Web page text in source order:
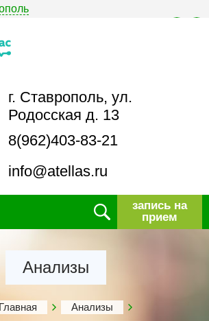
г. Ставрополь, ул.
Родосская д. 13
8(962)403-83-21
info@atellas.ru
запись на
прием
Анализы
Главная
Анализы